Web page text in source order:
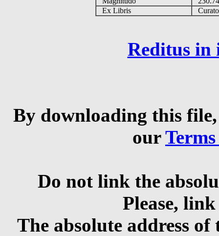
Ex Libris
Reditus in
By downloading this
our
Do not link the
Please,
The absolute address